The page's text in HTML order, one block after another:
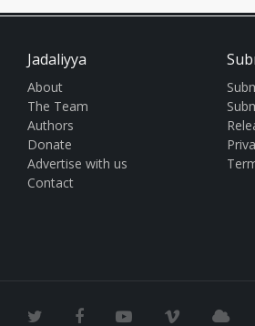
Jadaliyya
About
The Team
Authors
Donate
Advertise with us
Contact